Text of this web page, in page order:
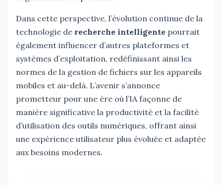
Dans cette perspective, l’évolution continue de la
technologie de recherche intelligente pourrait
également influencer d’autres plateformes et
systèmes d’exploitation, redéfinissant ainsi les
normes de la gestion de fichiers sur les appareils
mobiles et au-delà. L’avenir s’annonce
prometteur pour une ère où l’IA façonne de
manière significative la productivité et la facilité
d’utilisation des outils numériques, offrant ainsi
une expérience utilisateur plus évoluée et adaptée
aux besoins modernes.